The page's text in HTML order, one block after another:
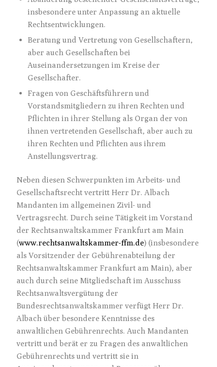
insbesondere unter Anpassung an aktuelle
Rechtsentwicklungen.
Beratung und Vertretung von Gesellschaftern,
aber auch Gesellschaften bei
Auseinandersetzungen im Kreise der
Gesellschafter.
Fragen von Geschäftsführern und
Vorstandsmitgliedern zu ihren Rechten und
Pflichten in ihrer Stellung als Organ der von
ihnen vertretenden Gesellschaft, aber auch zu
ihren Rechten und Pflichten aus ihrem
Anstellungsvertrag.
Neben diesen Schwerpunkten im Arbeits- und
Gesellschaftsrecht vertritt Herr Dr. Albach
Mandanten im allgemeinen Zivil- und
Vertragsrecht. Durch seine Tätigkeit im Vorstand
der Rechtsanwaltskammer Frankfurt am Main
(www.rechtsanwaltskammer-ffm.de) (insbesondere
als Vorsitzender der Gebührenabteilung der
Rechtsanwaltskammer Frankfurt am Main), aber
auch durch seine Mitgliedschaft im Ausschuss
Rechtsanwaltsvergütung der
Bundesrechtsanwaltskammer verfügt Herr Dr.
Albach über besondere Kenntnisse des
anwaltlichen Gebührenrechts. Auch Mandanten
vertritt und berät er zu Fragen des anwaltlichen
Gebührenrechts und vertritt sie in